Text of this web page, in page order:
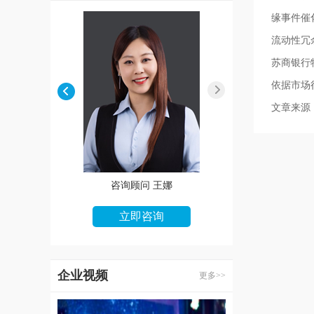
咨询顾问 朱婷婷
立即咨询
企业视频 更多>>
缘事件催
流动性冗
苏商银行
依据市场
文章来源